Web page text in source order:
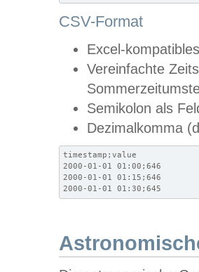
CSV-Format
Excel-
Vereinfachte
Semikolon als
Dezimalkomma
timestamp;value
2000-01-01 01:00;646
2000-01-01 01:15;646
2000-01-01 01:30;645